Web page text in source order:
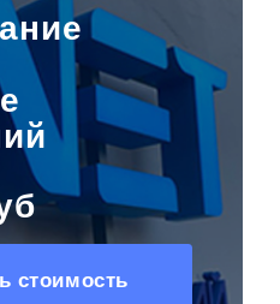
стоимость